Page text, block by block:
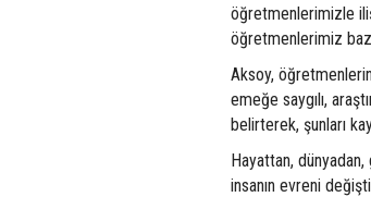
öğretmenlerimizle
öğretmenlerimiz
Aksoy,
emeğe saygılı,
belirterek, şunları
Hayattan,
insanın evreni